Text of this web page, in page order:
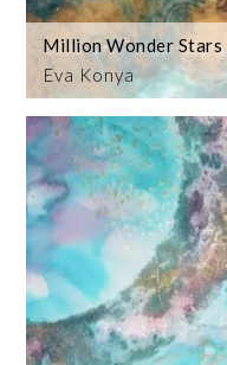
Eva Konya
Million Wonder Stars